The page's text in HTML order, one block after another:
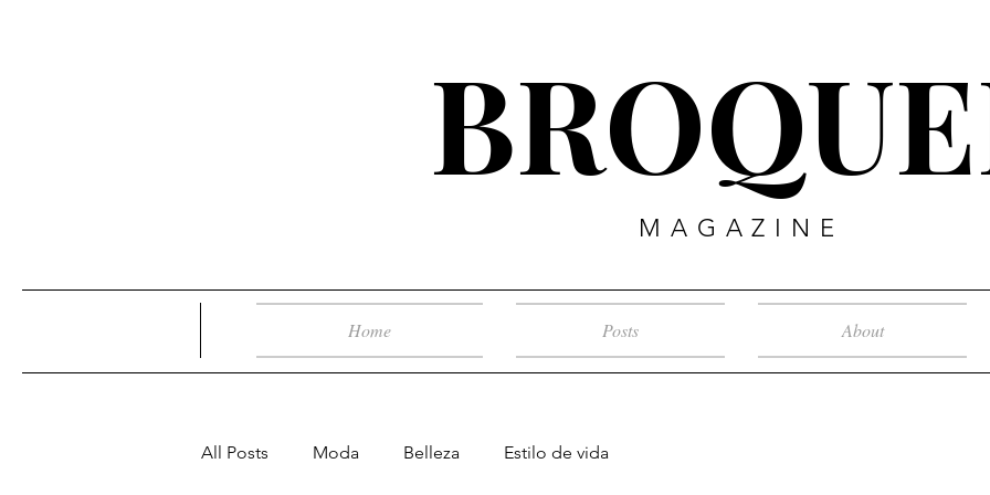
MAGAZINE
Home Posts About
All Posts Moda Belleza Estilo de vida